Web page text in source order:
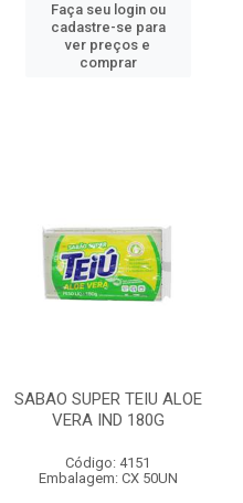
Faça seu login ou
cadastre-se para
ver preços e
comprar
SABAO SUPER TEIU ALOE
VERA IND 180G
Código: 4151
Embalagem: CX 50UN